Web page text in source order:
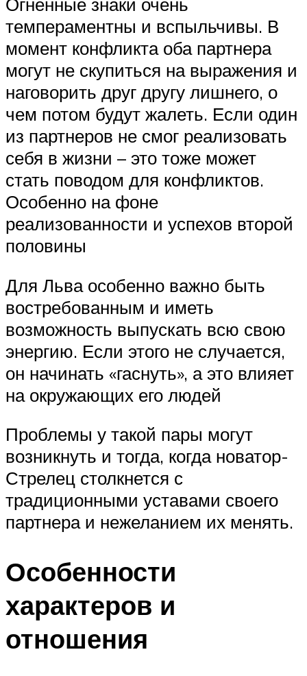
темпераментны и вспыльчивы. В
момент конфликта оба партнера
могут не скупиться на выражения и
наговорить друг другу лишнего, о
чем потом будут жалеть. Если один
из партнеров не смог реализовать
себя в жизни – это тоже может
стать поводом для конфликтов.
Особенно на фоне
реализованности и успехов второй
половины
Для Льва особенно важно быть
востребованным и иметь
возможность выпускать всю свою
энергию. Если этого не случается,
он начинать «гаснуть», а это влияет
на окружающих его людей
Проблемы у такой пары могут
возникнуть и тогда, когда новатор-
Стрелец столкнется с
традиционными уставами своего
партнера и нежеланием их менять.
Особенности
характеров и
отношения